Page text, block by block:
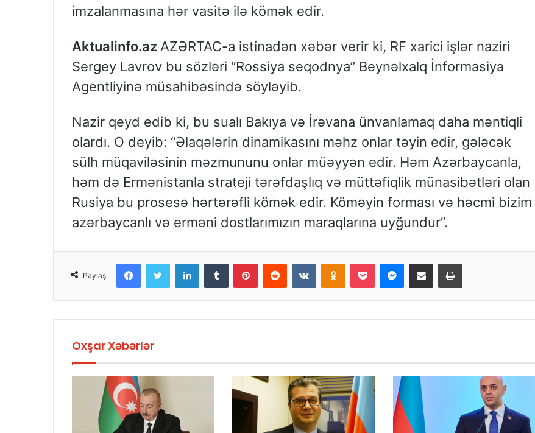
imzalanmasına hər vasitə ilə kömək edir.
Aktualinfo.az AZƏRTAC-a istinadən xəbər verir ki, RF xarici işlər naziri
Sergey Lavrov bu sözləri “Rossiya seqodnya” Beynəlxalq İnformasiya
Agentliyinə müsahibəsində söyləyib.
Nazir qeyd edib ki, bu sualı Bakıya və İrəvana ünvanlamaq daha məntiqli
olardı. O deyib: “Əlaqələrin dinamikasını məhz onlar təyin edir, gələcək
sülh müqaviləsinin məzmununu onlar müəyyən edir. Həm Azərbaycanla,
həm də Ermənistanla strateji tərəfdaşlıq və müttəfiqlik münasibətləri olan
Rusiya bu prosesə hərtərəfli kömək edir. Köməyin forması və həcmi bizim
azərbaycanlı və erməni dostlarımızın maraqlarına uyğundur”.
Paylaş
FacebookTwitter LinkedInTumblr PinterestReddit VKontakteOdnoklassniki
Pocket Messenger
Email ilə paylaş Print
Oxşar Xəbərlər